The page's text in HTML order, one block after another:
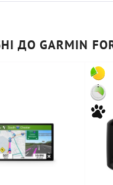
ДО GARMIN